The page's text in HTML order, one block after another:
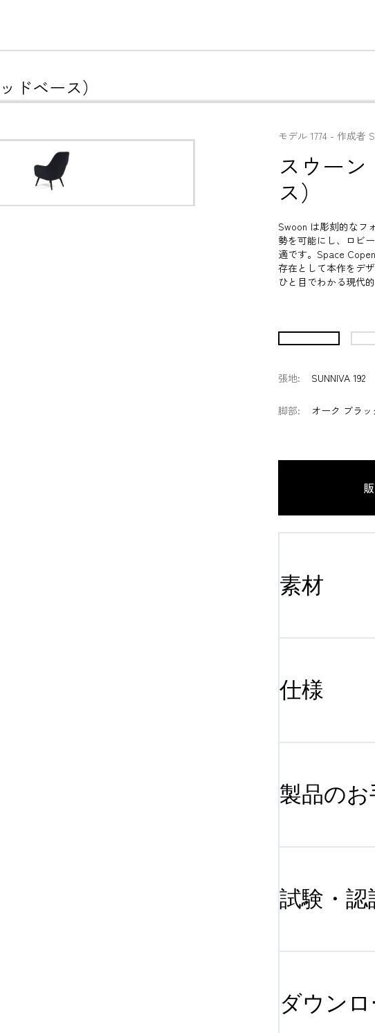
ドベース）
モデル 1774 - 作成者
スウー
ス）
Swoon は彫刻的なフ
勢を可能にし、ロビ
適です。Space
存在として本作をデ
ひと目でわかる現代
張地:
脚部:
SUNNIVA 192
オーク ブラ
素材
仕様
製品のお
試験・認
ダウンロ